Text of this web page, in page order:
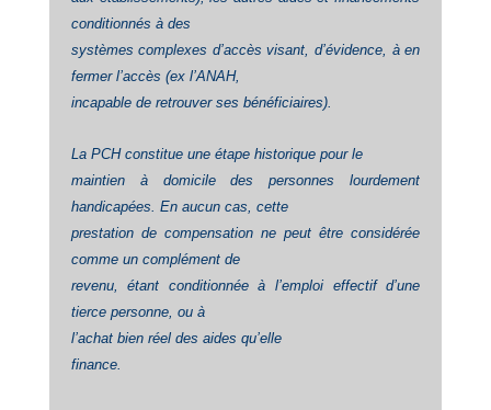
conditionnés à des
systèmes complexes d’accès visant, d’évidence, à en
fermer l’accès (ex l’ANAH,
incapable de retrouver ses bénéficiaires).
La PCH constitue une étape historique pour le
maintien à domicile des personnes lourdement
handicapées. En aucun cas, cette
prestation de compensation ne peut être considérée
comme un complément de
revenu, étant conditionnée à l’emploi effectif d’une
tierce personne, ou à
l’achat bien réel des aides qu’elle
finance.